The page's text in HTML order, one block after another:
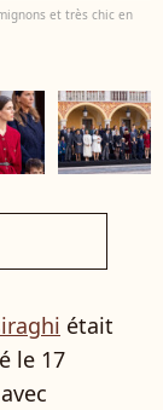
et très chic en
était
le 17